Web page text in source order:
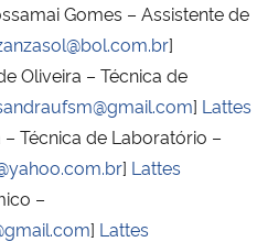
Gomes – Assistente de
]
Oliveira – Técnica de
] Lattes
Técnica de Laboratório –
] Lattes
–
] Lattes